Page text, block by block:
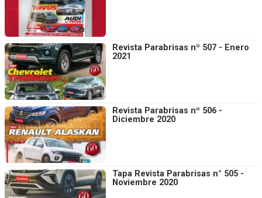
Revista Parabrisas nº 507 - Enero
2021
Revista Parabrisas nº 506 -
Diciembre 2020
Tapa Revista Parabrisas n° 505 -
Noviembre 2020